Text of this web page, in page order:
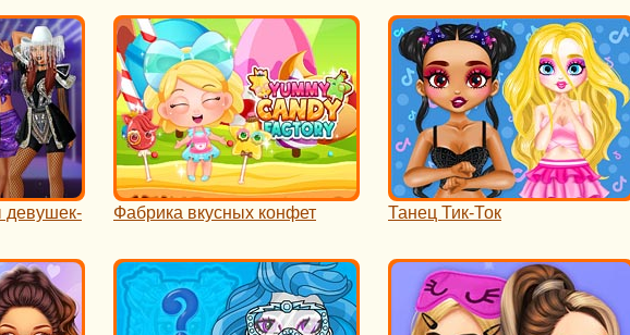
девушек-
Фабрика вкусных конфет Танец Тик-Ток